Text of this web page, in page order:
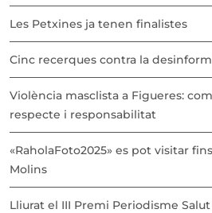
Les Petxines ja tenen finalistes
Cinc recerques contra la
Violència masclista a Figueres:
respecte i responsabilitat
«RaholaFoto2025» es pot visitar
Molins
Lliurat el III Premi Periodisme